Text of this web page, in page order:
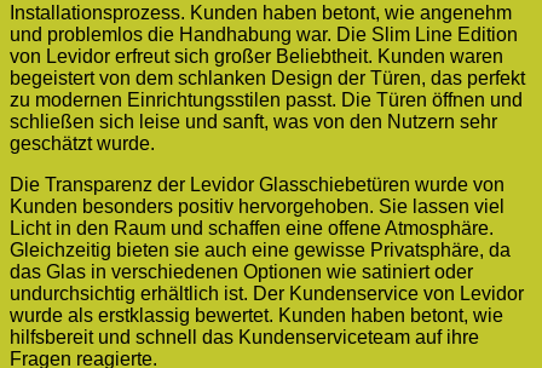
Installationsprozess. Kunden haben betont, wie angenehm
und problemlos die Handhabung war. Die Slim Line Edition
von Levidor erfreut sich großer Beliebtheit. Kunden waren
begeistert von dem schlanken Design der Türen, das perfekt
zu modernen Einrichtungsstilen passt. Die Türen öffnen und
schließen sich leise und sanft, was von den Nutzern sehr
geschätzt wurde.
Die Transparenz der Levidor Glasschiebetüren wurde von
Kunden besonders positiv hervorgehoben. Sie lassen viel
Licht in den Raum und schaffen eine offene Atmosphäre.
Gleichzeitig bieten sie auch eine gewisse Privatsphäre, da
das Glas in verschiedenen Optionen wie satiniert oder
undurchsichtig erhältlich ist. Der Kundenservice von Levidor
wurde als erstklassig bewertet. Kunden haben betont, wie
hilfsbereit und schnell das Kundenserviceteam auf ihre
Fragen reagierte.